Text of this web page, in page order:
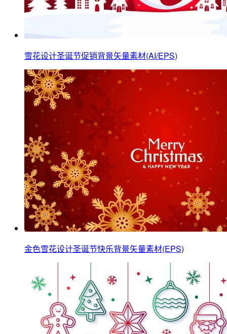
雪花设计圣诞节促销背景矢量素材(AI/EPS)
金色雪花设计圣诞节快乐背景矢量素材(EPS)